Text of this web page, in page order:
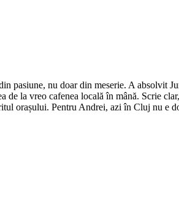
pasiune, nu doar din meserie. A
de la vreo cafenea locală în mână. Scrie
orașului. Pentru Andrei, azi în Cluj nu e